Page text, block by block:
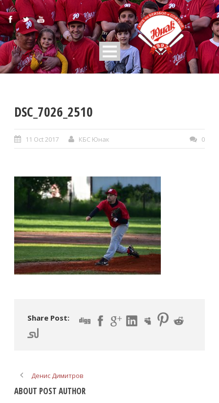
DSC_7026_2510
11 Oct 2017 КБС Юнак 0
Share Post:
Денис Димитров
ABOUT POST AUTHOR